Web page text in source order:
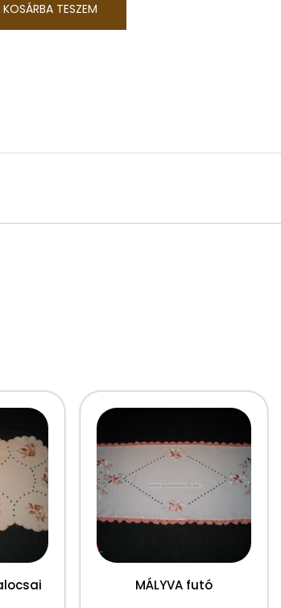
KOSÁRBA TESZEM
MÁLYVA futó